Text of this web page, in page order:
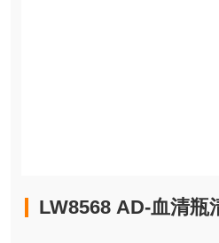
LW8568 AD-血清瓶